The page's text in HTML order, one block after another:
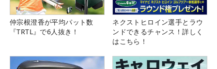
仲宗根澄香が平均パット数
『TRTL』で6人抜き！
ネクストヒロイン選手とラウ
ンドできるチャンス！詳しく
はこちら！